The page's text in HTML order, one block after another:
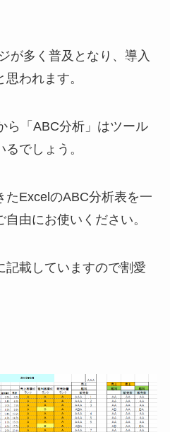
が多く普及となり、導入
われます。
ら「ABC分析」はツール
でしょう。
たExcelのABC分析表を一
由にお使いください。
記載していますので割愛